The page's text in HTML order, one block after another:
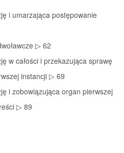
i umarzająca postępowanie
▷ 62
w całości i przekazująca sprawę
instancji ▷ 69
i zobowiązująca organ pierwszej
▷ 89